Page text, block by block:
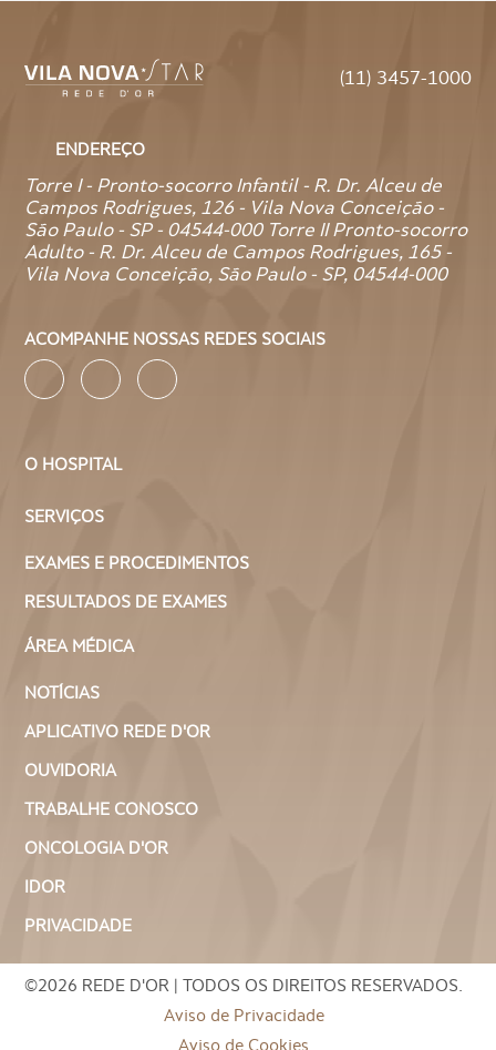
(11) 3457-1000
ENDEREÇO
Torre I - Pronto-socorro Infantil - R. Dr. Alceu de
Campos Rodrigues, 126 - Vila Nova Conceição -
São Paulo - SP - 04544-000 Torre II Pronto-socorro
Adulto - R. Dr. Alceu de Campos Rodrigues, 165 -
Vila Nova Conceição, São Paulo - SP, 04544-000
ACOMPANHE NOSSAS REDES SOCIAIS
O HOSPITAL
SERVIÇOS
EXAMES E PROCEDIMENTOS
RESULTADOS DE EXAMES
ÁREA MÉDICA
NOTÍCIAS
APLICATIVO REDE D'OR
OUVIDORIA
TRABALHE CONOSCO
ONCOLOGIA D'OR
IDOR
PRIVACIDADE
©2026 REDE D'OR | TODOS OS DIREITOS RESERVADOS.
Aviso de Privacidade
Aviso de Cookies